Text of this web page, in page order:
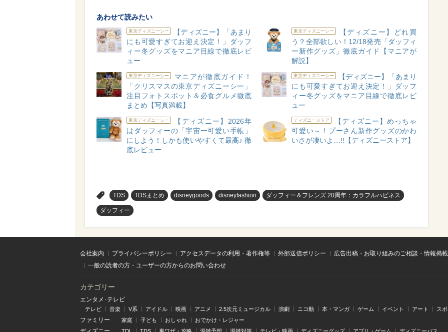
あわせて読みたい
東京ディズニーシー
【ディズニー】「あまり
にも可愛すぎてお迎え決定！」ダッフ
ィー冬グッズをマニア目線で徹底レビ
ュー
東京ディズニーシー
【ディズニー】どれ買
う？全部欲しい！12/18発売「ダッフィ
ー新作グッズ」徹底ガイド【マニアが
解説】
東京ディズニーシー
マニアが徹底ガイド！
「クリスマスの東京ディズニーシー」
注目フォトスポット＆必食グルメ徹底
まとめ【写真満載】
東京ディズニーシー
【ディズニー】「あまり
にも可愛すぎてお迎え決定！」ダッフ
ィー冬グッズをマニア目線で徹底レビ
ュー
東京ディズニーシー
【ディズニー】2026年
はダッフィーの「宇宙一可愛い手帳」
にしよう！しかも使いやすくて最高♪ 徹
底レビュー
ディズニーストア
【ディズニー】めっちゃ
可愛い～！プーさん新作グッズのかわ
いさが凄いよ…!!【ディズニーストア】
TDS TDSまとめ disneygoods disneyfashion ダッフィー＆フレンズ 20周年：カラフルハピネス
ダッフィー
会社案内 プライバシーポリシー アクセスデータの利用・著作権等 外部送信ポリシー
広告出稿・お取り組みのご相談・情報掲
一般の読者の方・ユーザーの方からのお問い合わせ
カテゴリー
エンタメ･テレビ
テレビ 音楽 V系 アイドル 映画 アニメ 2.5次元ミュージカル 演劇 ニコ動 本・マンガ ゲーム イベント アート ス
ファミリー 家庭 子ども おしゃれ おでかけ・レジャー